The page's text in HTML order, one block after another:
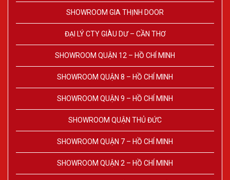
SHOWROOM GIA THỊNH DOOR
ĐẠI LÝ CTY GIÀU DƯ – CẦN THƠ
SHOWROOM QUẬN 12 – HỒ CHÍ MINH
SHOWROOM QUẬN 8 – HỒ CHÍ MINH
SHOWROOM QUẬN 9 – HỒ CHÍ MINH
SHOWROOM QUẬN THỦ ĐỨC
SHOWROOM QUẬN 7 – HỒ CHÍ MINH
SHOWROOM QUẬN 2 – HỒ CHÍ MINH